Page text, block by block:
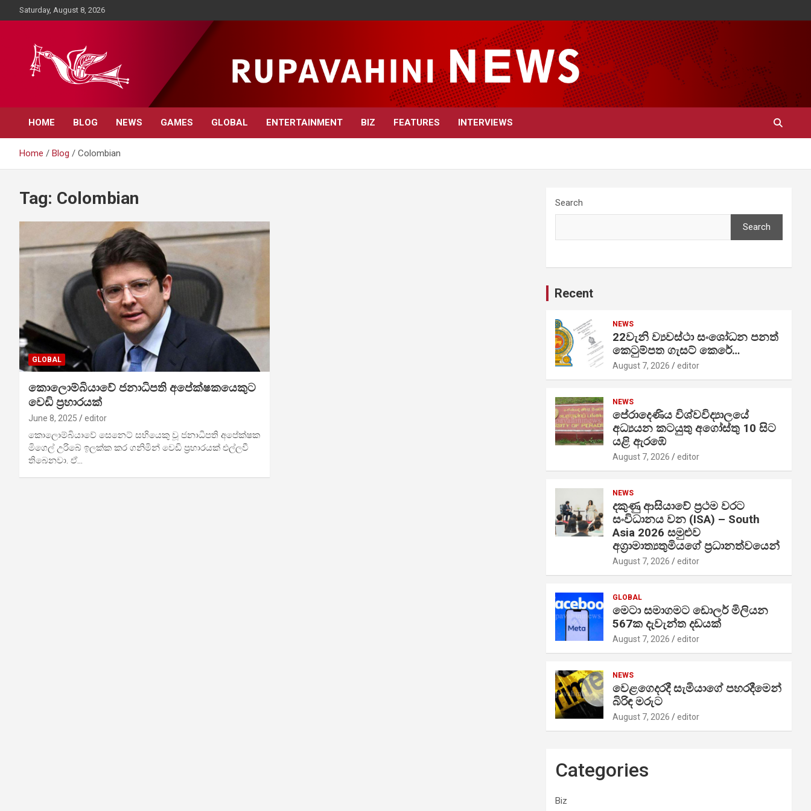
to
Saturday, August 8, 2026
Rupavahini News
HOME BLOG NEWS GAMES GLOBAL ENTERTAINMENT BIZ FEATURES INTERVIEWS
Home Blog Colombian
Tag: Colombian
GLOBAL
කොලොම්බියාවේ ජනාධිපති අපේක්ෂකයෙකුට
වෙඩි ප්‍රහාරයක්
June 8, 2025 editor
කොලොම්බියාවේ සෙනෙට් සභියෙකු වූ ජනාධිපති අපේක්ෂක
මිගෙල් උරිබේ ඉලක්ක කර ගනිමින් වෙඩි ප්‍රහාරයක් එල්ලවී
තිබෙනවා. ඒ…
Search
Search
Recent
NEWS
22වැනි ව්‍යවස්ථා සංශෝධන පනත්
කෙටුම්පත ගැසට් කෙරේ…
August 7, 2026 editor
NEWS
පේරාදෙණිය විශ්වවිද්‍යාලයේ
අධ්‍යයන කටයුතු අගෝස්තු 10 සිට
යළි ඇරඹේ
August 7, 2026 editor
NEWS
දකුණු ආසියාවේ ප්‍රථම වරට
සංවිධානය වන (ISA) – South
Asia 2026 සමුළුව
අග්‍රාමාත්‍යතුමියගේ ප්‍රධානත්වයෙන්
August 7, 2026 editor
GLOBAL
මෙටා සමාගමට ඩොලර් මිලියන
567ක දැවැන්ත දඩයක්
August 7, 2026 editor
NEWS
වෙළගෙදරදී සැමියාගේ පහරදීමෙන්
බිරිඳ මරුට
August 7, 2026 editor
Categories
Biz